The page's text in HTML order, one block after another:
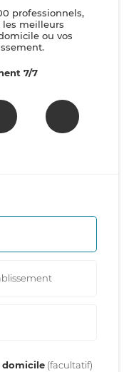
professionnels,
les meilleurs
ou vos
7/7
domicile